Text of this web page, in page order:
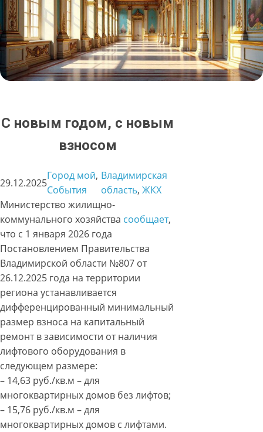
С новым годом, с новым
взносом
29.12.2025
Город мой
События
Владимирская
область, ЖКХ
Министерство жилищно-
коммунального хозяйства сообщает,
что с 1 января 2026 года
Постановлением Правительства
Владимирской области №807 от
26.12.2025 года на территории
региона устанавливается
дифференцированный минимальный
размер взноса на капитальный
ремонт в зависимости от наличия
лифтового оборудования в
следующем размере:
– 14,63 руб./кв.м – для
многоквартирных домов без лифтов;
– 15,76 руб./кв.м – для
многоквартирных домов с лифтами.